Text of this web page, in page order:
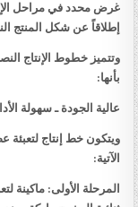
غرض محدد في مراحل
إطلاقاً عن شكل المنتج
وتتميز خطوط الإنتاج
بأنها:
عالية الجودة ـ سهولة
ويتكون خط إنتاج
الآتية: